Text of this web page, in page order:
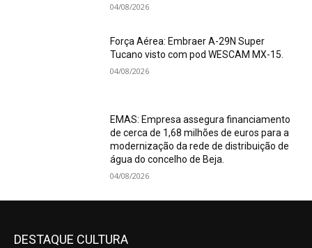
04/08/2026
Força Aérea: Embraer A-29N Super
Tucano visto com pod WESCAM MX-15.
04/08/2026
EMAS: Empresa assegura financiamento
de cerca de 1,68 milhões de euros para a
modernização da rede de distribuição de
água do concelho de Beja.
04/08/2026
DESTAQUE CULTURA